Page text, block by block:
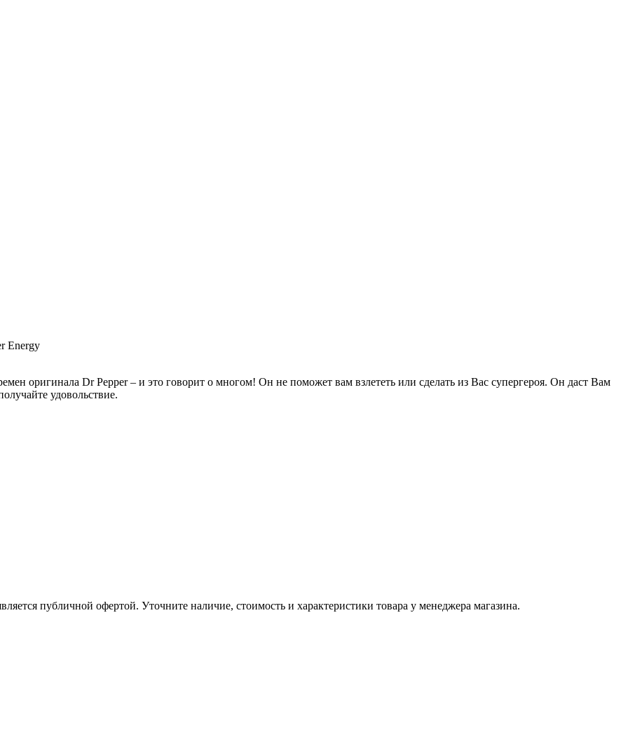
Energy
оригинала Dr Pepper – и это говорит о многом! Он не поможет вам взлететь или сделать из Вас супергероя. Он даст Вам
удовольствие.
публичной офертой. Уточните наличие, стоимость и характеристики товара у менеджера магазина.